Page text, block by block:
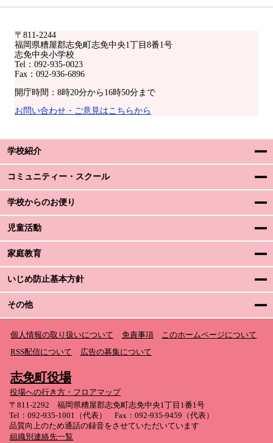
〒811-2244
福岡県糟屋郡志免町志免中央1丁目8番1号
志免中央小学校
Tel：092-935-0023
Fax：092-936-6896
開庁時間：8時20分から16時50分まで
お問い合わせ・ご意見はこちらから
学校紹介
コミュニティー・スクール
学校からのお便り
児童活動
家庭教育
いじめ防止基本方針
その他
個人情報の取り扱いについて 免責事項
このホームページについて
RSS配信について
広告の募集について
志免町役場
役場への行き方・フロアマップ
〒811-2292 福岡県糟屋郡志免町志免中央1丁目1番1号
Tel：092-935-1001（代表） Fax：092-935-9459（代表）
品質向上のため通話の録音をさせていただいています
組織別連絡先一覧